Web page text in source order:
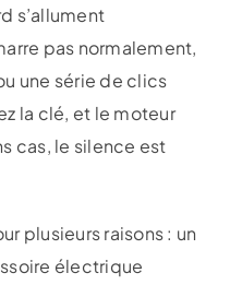
s’allument
pas normalement,
une série de clics
la clé, et le moteur
cas, le silence est
plusieurs raisons : un
électrique